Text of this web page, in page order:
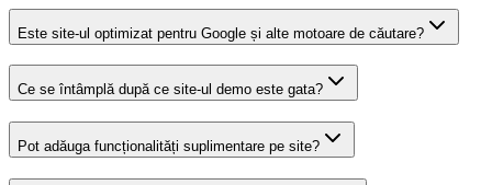
Este site-ul optimizat pentru Google și alte motoare de căutare?
Ce se întâmplă după ce site-ul demo este gata?
Pot adăuga funcționalități suplimentare pe site?